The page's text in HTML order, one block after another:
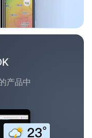
产品中